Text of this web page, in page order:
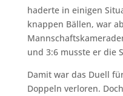
haderte in einigen
knappen Bällen, war
und 3:6 musste er die
Damit war das Duell
Doppeln verloren.